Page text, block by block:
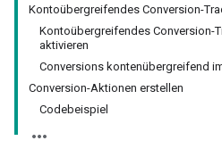
Kontoübergreifendes Conversion-
Kontoübergreifendes Conversion-
aktivieren
Conversions kontenübergreifend
Conversion-Aktionen erstellen
Codebeispiel